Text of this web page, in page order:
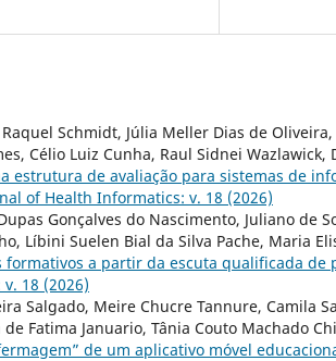
Schmidt, Júlia Meller Dias de
Célio Luiz Cunha, Raul Sidnei Wazlawick,
estrutura de avaliação para sistemas de
of Health Informatics: v. 18 (2026)
Gonçalves do Nascimento, Juliano de
Líbini Suelen Bial da Silva Pache, Maria
formativos a partir da escuta qualificada de
18 (2026)
Salgado, Meire Chucre Tannure, Camila
Fatima Januario, Tânia Couto Machado
de um aplicativo móvel